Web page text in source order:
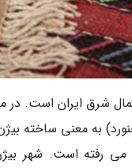
شرق ایران است. در
به معنی ساخته
می رفته است. شهر